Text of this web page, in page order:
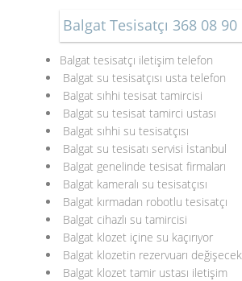
Balgat Tesisatçı 368 08 90
Balgat tesisatçı iletişim telefon
Balgat su tesisatçısı usta telefon
Balgat sıhhi tesisat tamircisi
Balgat su tesisat tamirci ustası
Balgat sıhhi su tesisatçısı
Balgat su tesisatı servisi İstanbul
Balgat genelinde tesisat firmaları
Balgat kameralı su tesisatçısı
Balgat kırmadan robotlu tesisatçı
Balgat cihazlı su tamircisi
Balgat klozet içine su kaçırıyor
Balgat klozetin rezervuarı değişecek
Balgat klozet tamir ustası iletişim